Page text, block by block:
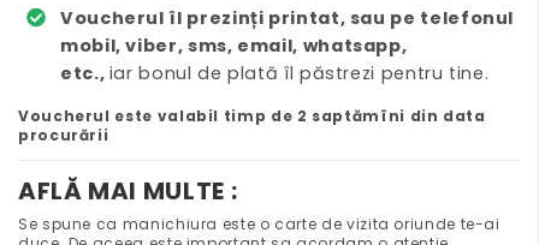
Voucherul îl prezinți printat, sau pe telefonul
mobil, viber, sms, email, whatsapp,
etc., iar bonul de plată îl păstrezi pentru tine.
Voucherul este valabil timp de 2 saptămîni din data
procurării
AFLĂ MAI MULTE :
Se spune ca manichiura este o carte de vizita oriunde te-ai